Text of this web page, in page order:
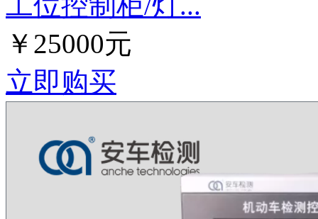
￥25000元
立即购买